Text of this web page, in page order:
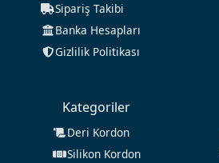
Sipariş Takibi
Banka Hesapları
Gizlilik Politikası
Kategoriler
Deri Kordon
Silikon Kordon